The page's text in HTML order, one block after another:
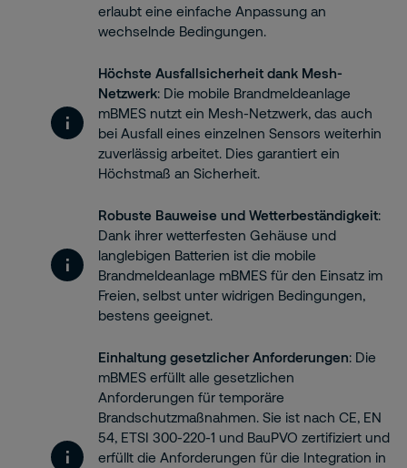
erlaubt eine einfache Anpassung an
wechselnde Bedingungen.
Höchste Ausfallsicherheit dank Mesh-
Netzwerk: Die mobile Brandmeldeanlage
mBMES nutzt ein Mesh-Netzwerk, das auch
bei Ausfall eines einzelnen Sensors weiterhin
zuverlässig arbeitet. Dies garantiert ein
Höchstmaß an Sicherheit.
Robuste Bauweise und Wetterbeständigkeit:
Dank ihrer wetterfesten Gehäuse und
langlebigen Batterien ist die mobile
Brandmeldeanlage mBMES für den Einsatz im
Freien, selbst unter widrigen Bedingungen,
bestens geeignet.
Einhaltung gesetzlicher Anforderungen: Die
mBMES erfüllt alle gesetzlichen
Anforderungen für temporäre
Brandschutzmaßnahmen. Sie ist nach CE, EN
54, ETSI 300-220-1 und BauPVO zertifiziert und
erfüllt die Anforderungen für die Integration in